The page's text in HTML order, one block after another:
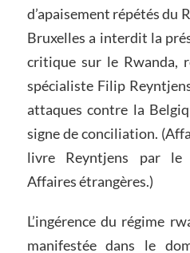
d’apaisement répétés du
Bruxelles a interdit la
critique sur le Rwanda,
spécialiste Filip
attaques contre la
signe de conciliation.
livre Reyntjens par le
Affaires étrangères.)
L’ingérence du régime
manifestée dans le